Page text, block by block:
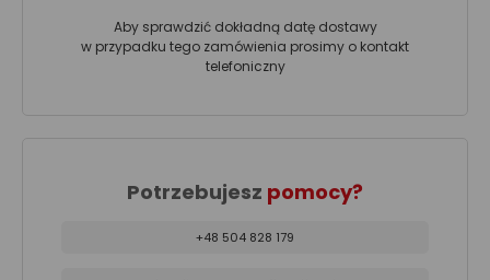
Aby sprawdzić dokładną datę dostawy
w przypadku tego zamówienia prosimy o kontakt
telefoniczny
Potrzebujesz pomocy?
+48 504 828 179